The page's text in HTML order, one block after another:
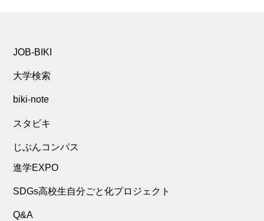
JOB-BIKI
大学検索
biki-note
スタビキ
じぶんコンパス
進学EXPO
SDGs高校生自分ごと化プロジェクト
Q&A